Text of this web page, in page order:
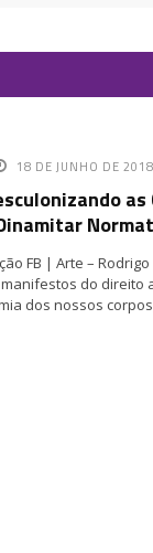
18 DE JUNHO DE 2018
as
FB | Arte –
do direito
dos nossos